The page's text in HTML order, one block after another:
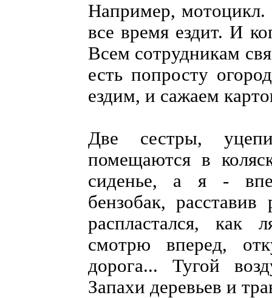
Например,
все время ездит. И
Всем сотрудникам
есть попросту
ездим, и сажаем
Две сестры,
помещаются в
сиденье, а я -
бензобак,
распластался, как
смотрю вперед,
дорога... Тугой
Запахи деревьев и